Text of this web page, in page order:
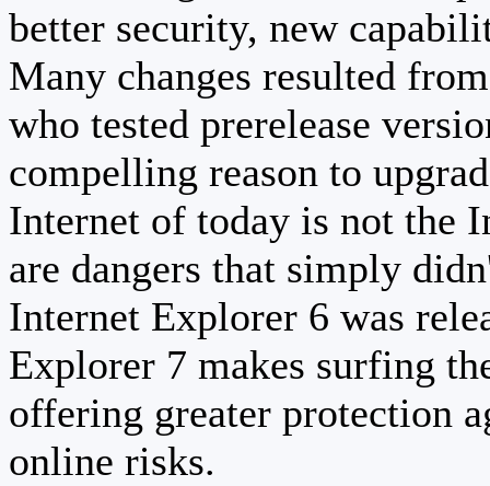
better security, new
Many changes resulted
who tested prerelease
compelling reason to
Internet of today is not the
are dangers that simply
Internet Explorer 6 was
Explorer 7 makes surfing
offering greater protection
online risks.